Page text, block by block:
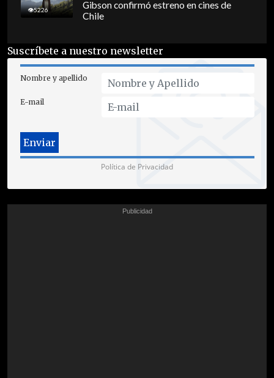
5226
Gibson confirmó estreno en cines de
Chile
Suscríbete a nuestro newsletter
Nombre y apellido
E-mail
Política de Privacidad